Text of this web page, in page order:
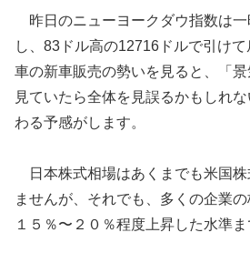
昨日のニューヨークダウ指数は
し、83ドル高の12716ドルで引け
車の新車販売の勢いを見ると、「
見ていたら全体を見誤るかもしれ
わる予感がします。
日本株式相場はあくまでも米国株
ませんが、それでも、多くの企業
１５％〜２０％程度上昇した水準ま